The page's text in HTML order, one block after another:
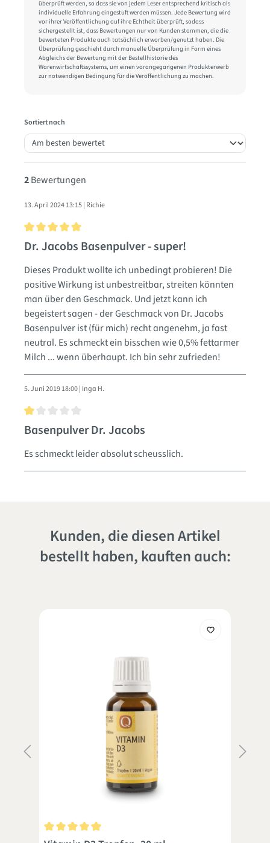
überprüft werden, so dass sie von jedem Leser entsprechend kritisch als
individuelle Erfahrung eingestuft werden müssen. Jede Bewertung wird
vor ihrer Veröffentlichung auf ihre Echtheit überprüft, sodass
sichergestellt ist, dass Bewertungen nur von Kunden stammen, die die
bewerteten Produkte auch tatsächlich erworben/genutzt haben. Die
Überprüfung geschieht durch manuelle Überprüfung in Form eines
Abgleichs der Bewertung mit der Bestellhistorie des
Warenwirtschaftssystems, um einen vorangegangenen Produkterwerb
zur notwendigen Bedingung für die Veröffentlichung zu machen.
Sortiert nach
2Bewertungen
13. April 2024 13:15 | Richie
Bewertung mit 5 von 5 Sternen
Dr. Jacobs Basenpulver - super!
Dieses Produkt wollte ich unbedingt probieren! Die
positive Wirkung ist unbestreitbar, streiten könnten
man über den Geschmack. Und jetzt kann ich
begeistert sagen - der Geschmack von Dr. Jacobs
Basenpulver ist (für mich) recht angenehm, ja fast
neutral. Es schmeckt ein bisschen wie 0,5% fettarmer
Milch ... wenn überhaupt. Ich bin sehr zufrieden!
5. Juni 2019 18:00 | Inga H.
Bewertung mit 1 von 5 Sternen
Basenpulver Dr. Jacobs
Es schmeckt leider absolut scheusslich.
Kunden, die diesen Artikel
bestellt haben, kauften auch: